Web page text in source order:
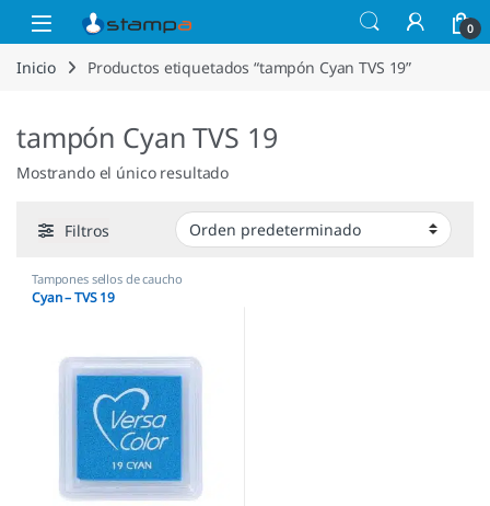
Saltar a la navegación
Saltar al contenido
Open 0
Inicio Productos etiquetados “tampón Cyan TVS 19”
tampón Cyan TVS 19
Mostrando el único resultado
Filtros
Tampones sellos de caucho
Cyan – TVS 19